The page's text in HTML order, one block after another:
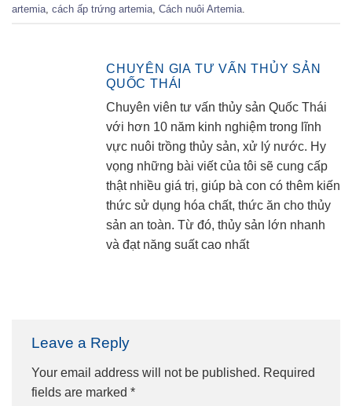
artemia cách ấp trứng artemia Cách nuôi Artemia
CHUYÊN GIA TƯ VẤN THỦY SẢN
QUỐC THÁI
Chuyên viên tư vấn thủy sản Quốc Thái
với hơn 10 năm kinh nghiệm trong lĩnh
vực nuôi trồng thủy sản, xử lý nước. Hy
vọng những bài viết của tôi sẽ cung cấp
thật nhiều giá trị, giúp bà con có thêm kiến
thức sử dụng hóa chất, thức ăn cho thủy
sản an toàn. Từ đó, thủy sản lớn nhanh
và đạt năng suất cao nhất
Leave a Reply
Your email address will not be published. Required
fields are marked *